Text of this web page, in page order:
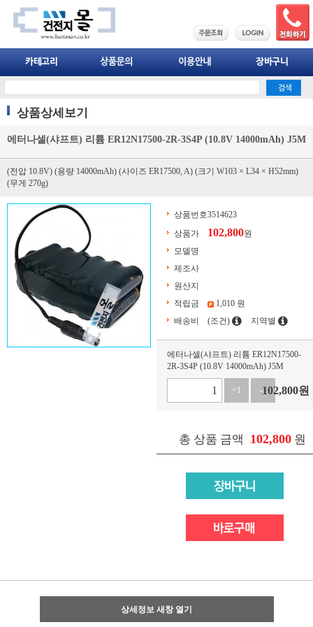
상품상세보기
에터나셀(샤프트) 리튬 ER12N17500-2R-3S4P (10.8V 14000mAh) J5M
(전압 10.8V) (용량 14000mAh) (사이즈 ER17500, A) (크기 W103 × L34 × H52mm)
(무게 270g)
상품번호3514623
상품가
102,800원
모델명
제조사
원산지
적립금
1,010 원
배송비
(조건) 지역별
에터나셀(샤프트) 리튬 ER12N17500-
2R-3S4P (10.8V 14000mAh) J5M
+1 -1102,800원
총 상품 금액 102,800 원
상세정보 새창 열기